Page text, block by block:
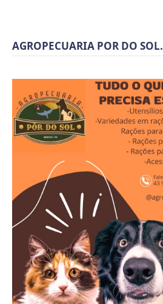
AGROPECUARIA POR DO SOL.